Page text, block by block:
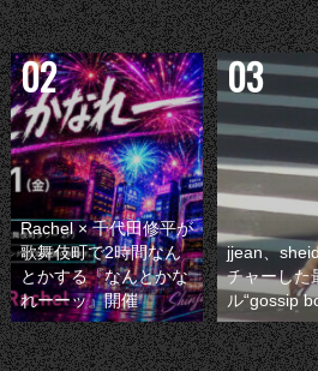
Rachel × 千代田修平が
歌舞伎町で2時間なん
とかする『なんとかな
れーーッ』開催
jjean、
チャーした
ル“gossip